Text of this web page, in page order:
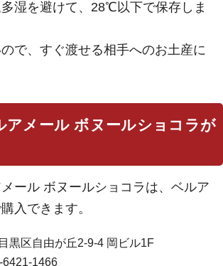
湿を避けて、28℃以下で保存しま
で、すぐ渡せる相手へのお土産に
アメール ボヌールショコラが
ール ボヌールショコラは、ベルア
入できます。
黒区自由が丘2-9-4 岡ビル1F
6421-1466